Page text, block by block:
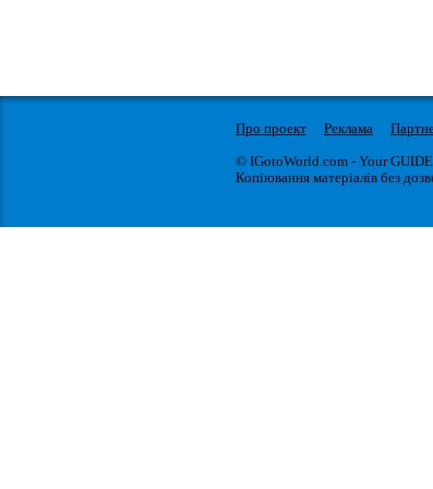
Про проект Реклама
© IGotoWorld.com - Your
Копіювання матеріалів без